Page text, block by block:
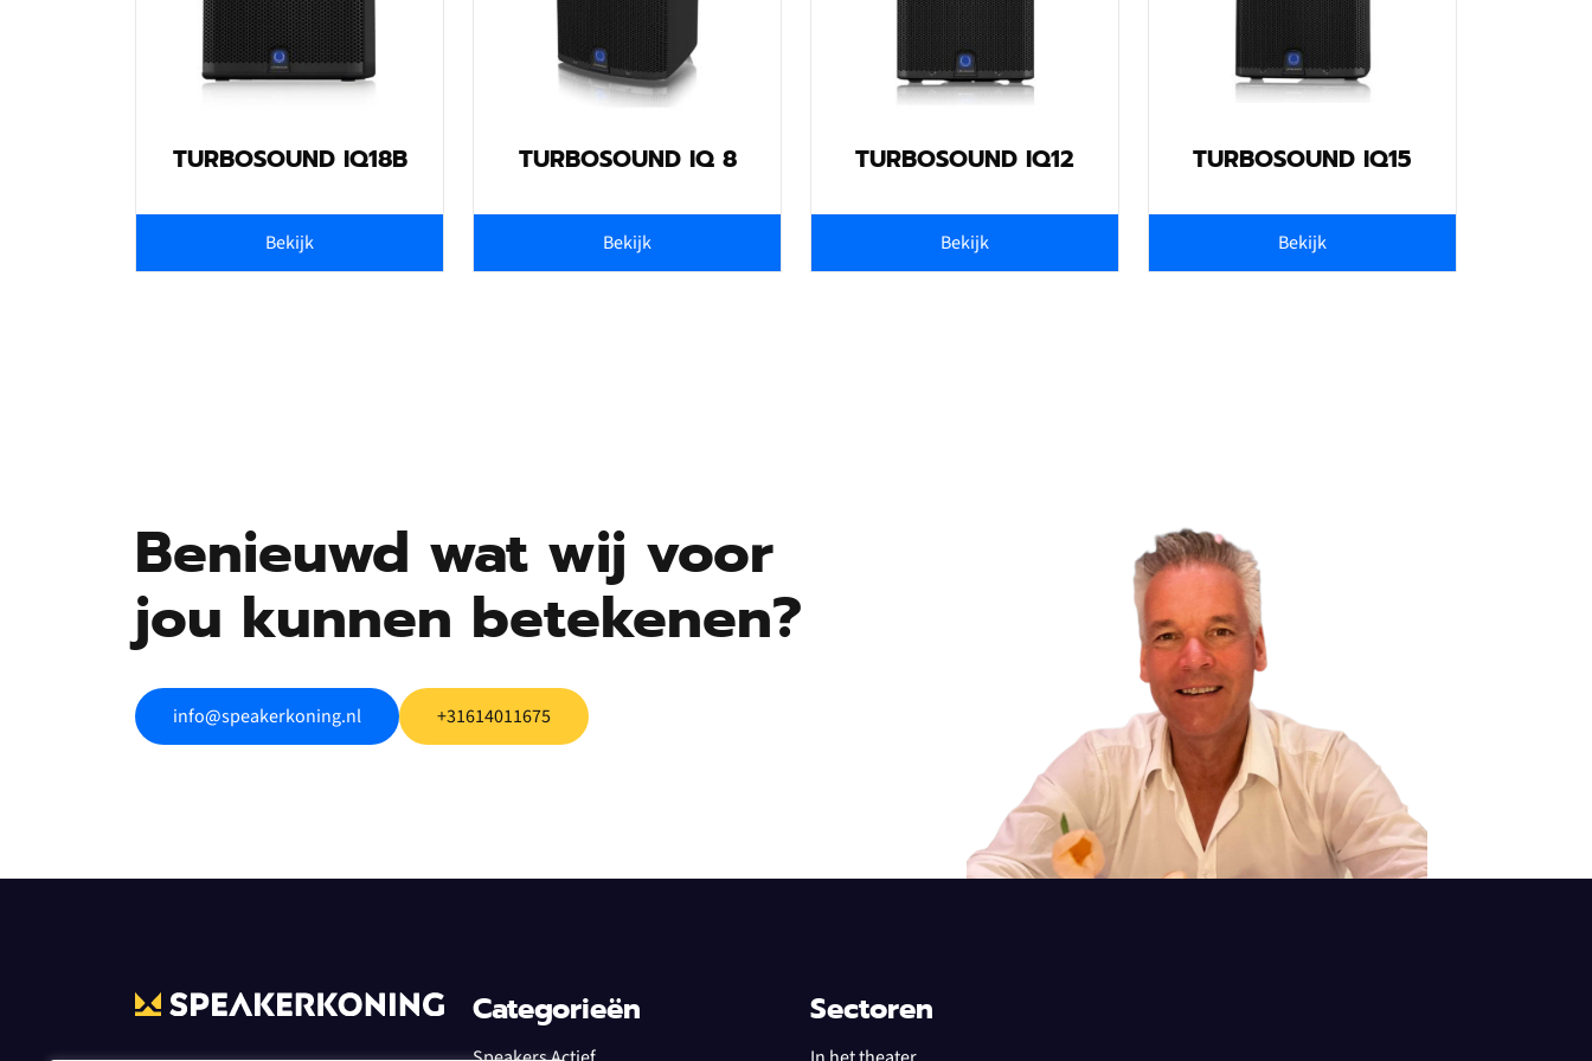
TURBOSOUND IQ18B
Bekijk
TURBOSOUND IQ 8
Bekijk
TURBOSOUND IQ12
Bekijk
TURBOSOUND IQ15
Bekijk
Benieuwd wat wij voor
jou kunnen betekenen?
info@speakerkoning.nl +31614011675
Categorieën Sectoren